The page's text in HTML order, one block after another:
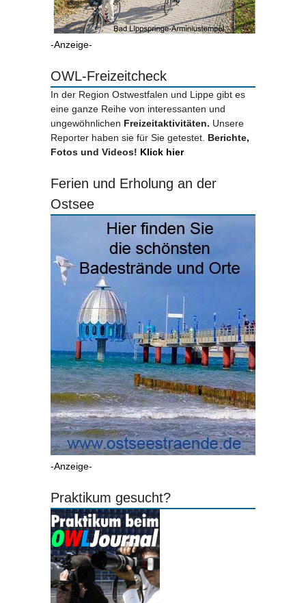
-Anzeige-
OWL-Freizeitcheck
In der Region Ostwestfalen und Lippe gibt es
eine ganze Reihe von interessanten und
ungewöhnlichen Freizeitaktivitäten. Unsere
Reporter haben sie für Sie getestet. Berichte,
Fotos und Videos! Klick hier
Ferien und Erholung an der
Ostsee
-Anzeige-
Praktikum gesucht?